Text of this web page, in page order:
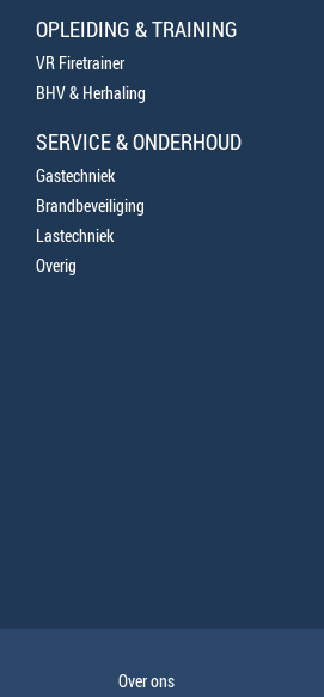
OPLEIDING & TRAINING
VR Firetrainer
BHV & Herhaling
SERVICE & ONDERHOUD
Gastechniek
Brandbeveiliging
Lastechniek
Overig
Over ons